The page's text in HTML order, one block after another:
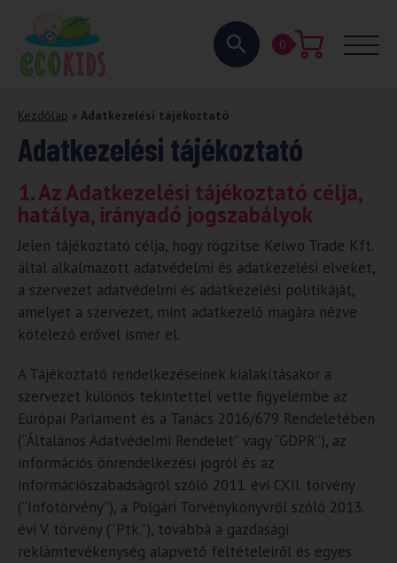
0
Kezdőlap » Adatkezelési tájékoztató
Adatkezelési tájékoztató
1. Az Adatkezelési tájékoztató célja,
hatálya, irányadó jogszabályok
Jelen tájékoztató célja, hogy rögzítse Kelwo Trade Kft.
által alkalmazott adatvédelmi és adatkezelési elveket,
a szervezet adatvédelmi és adatkezelési politikáját,
amelyet a szervezet, mint adatkezelő magára nézve
kötelező erővel ismer el.
A Tájékoztató rendelkezéseinek kialakításakor a
szervezet különös tekintettel vette figyelembe az
Európai Parlament és a Tanács 2016/679 Rendeletében
(“Általános Adatvédelmi Rendelet” vagy “GDPR”), az
információs önrendelkezési jogról és az
információszabadságról szóló 2011. évi CXII. törvény
(“Infotörvény”), a Polgári Törvénykönyvről szóló 2013.
évi V. törvény (“Ptk.”), továbbá a gazdasági
reklámtevékenység alapvető feltételeiről és egyes